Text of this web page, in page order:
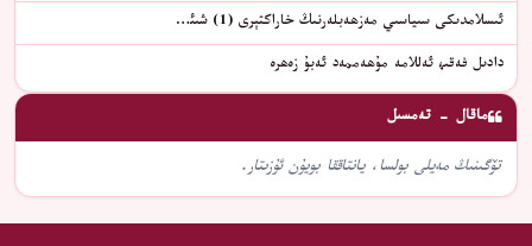
ئىسلامدىكى سىياسىي مەزھەبلەرنىڭ خاراكتېرى (1) شىئ…
دادىل فەقىھ ئەللامە مۇھەممەد ئەبۇ زەھرە
ماقال - تەمسىل
تۆگىنىڭ مەيلى بولسا، يانتاققا بويۇن ئۇزىتار.